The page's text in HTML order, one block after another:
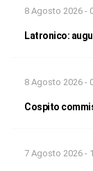
8 Agosto 2026 -
Latronico:
8 Agosto 2026 -
Cospito
7 Agosto 2026 -